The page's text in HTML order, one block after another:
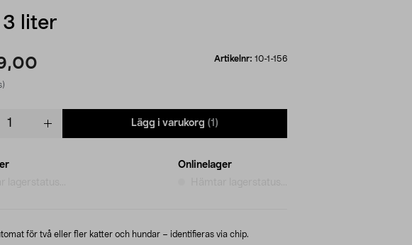
3 liter
Artikelnr: 10-1-156
Lägg i varukorg (1)
Onlinelager
för två eller fler katter och hundar – identifieras via chip.